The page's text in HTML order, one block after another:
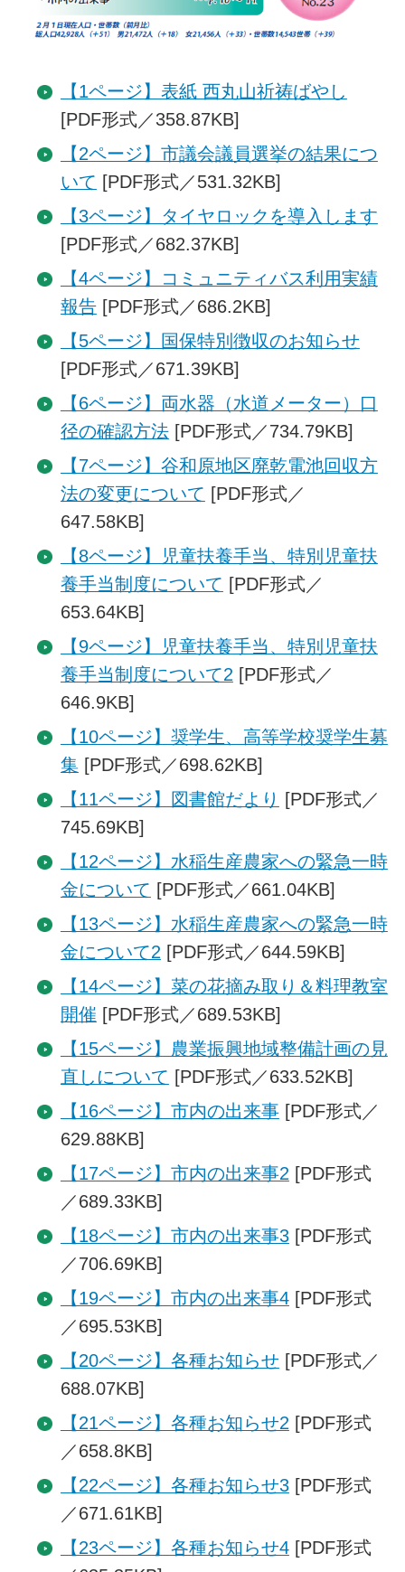
【1ページ】表紙 西丸山祈祷ばやし
[PDF形式／358.87KB]
【2ページ】市議会議員選挙の結果につ
いて [PDF形式／531.32KB]
【3ページ】タイヤロックを導入します
[PDF形式／682.37KB]
【4ページ】コミュニティバス利用実績
報告[PDF形式／686.2KB]
【5ページ】国保特別徴収のお知らせ
[PDF形式／671.39KB]
【6ページ】両水器（水道メーター）口
径の確認方法[PDF形式／734.79KB]
【7ページ】谷和原地区廃乾電池回収方
法の変更について [PDF形式／
647.58KB]
【8ページ】児童扶養手当、特別児童扶
養手当制度について [PDF形式／
653.64KB]
【9ページ】児童扶養手当、特別児童扶
養手当制度について2 [PDF形式／
646.9KB]
【10ページ】奨学生、高等学校奨学生募
集 [PDF形式／698.62KB]
【11ページ】図書館だより [PDF形式／
745.69KB]
【12ページ】水稲生産農家への緊急一時
金について [PDF形式／661.04KB]
【13ページ】水稲生産農家への緊急一時
金について2 [PDF形式／644.59KB]
【14ページ】菜の花摘み取り＆料理教室
開催 [PDF形式／689.53KB]
【15ページ】農業振興地域整備計画の見
直しについて [PDF形式／633.52KB]
【16ページ】市内の出来事[PDF形式／
629.88KB]
【17ページ】市内の出来事2 [PDF形式
／689.33KB]
【18ページ】市内の出来事3[PDF形式
／706.69KB]
【19ページ】市内の出来事4[PDF形式
／695.53KB]
【20ページ】各種お知らせ[PDF形式／
688.07KB]
【21ページ】各種お知らせ2 [PDF形式
／658.8KB]
【22ページ】各種お知らせ3[PDF形式
／671.61KB]
【23ページ】各種お知らせ4[PDF形式